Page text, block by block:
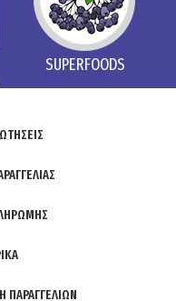
SUPERFOODS
ΠΑΡΑΓΓΕΛΙΩΝ